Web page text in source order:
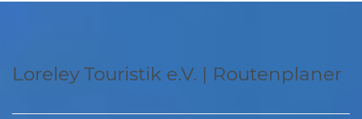
Loreley Touristik e.V. | Routenplaner